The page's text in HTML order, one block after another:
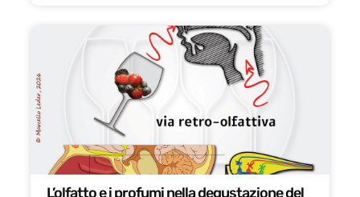
L’olfatto e i profumi nella degustazione del